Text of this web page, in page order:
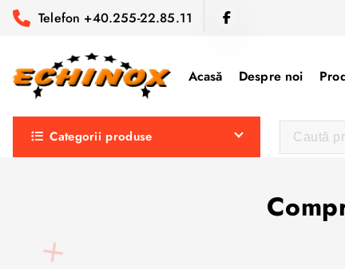
Telefon +40.255-22.85.11
Acasă Despre noi
Categorii produse